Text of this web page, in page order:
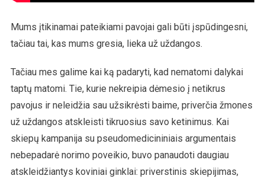
Mums įtikinamai pateikiami pavojai gali būti įspūdingesni,
tačiau tai, kas mums gresia, lieka už uždangos.
Tačiau mes galime kai ką padaryti, kad nematomi dalykai
taptų matomi. Tie, kurie nekreipia dėmesio į netikrus
pavojus ir neleidžia sau užsikrėsti baime, priverčia žmones
už uždangos atskleisti tikruosius savo ketinimus. Kai
skiepų kampanija su pseudomedicininiais argumentais
nebepadarė norimo poveikio, buvo panaudoti daugiau
atskleidžiantys koviniai ginklai: priverstinis skiepijimas,